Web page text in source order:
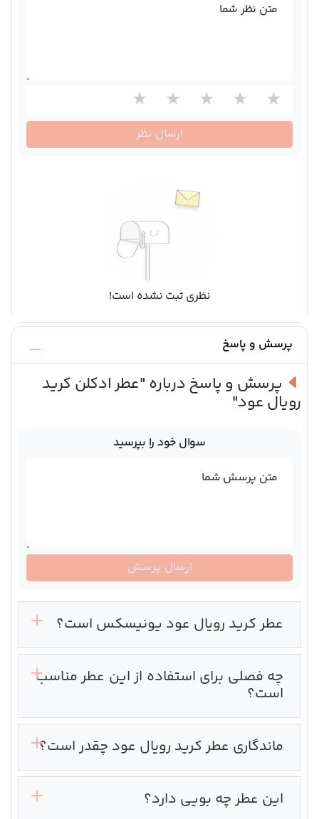
متن نظر شما
ارسال نظر
نظری ثبت نشده است!
پرسش و پاسخ
پرسش و پاسخ درباره "عطر ادکلن کرید
رویال عود"
عطر کرید رویال عود یونیسکس است؟
چه فصلی برای استفاده از این عطر مناسب
است؟
ماندگاری عطر کرید رویال عود چقدر است؟
این عطر چه بویی دارد؟
سوال خود را بپرسید
متن پرسش شما
ارسال پرسش